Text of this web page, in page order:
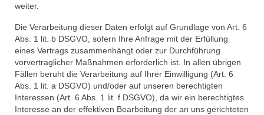
weiter.
Die Verarbeitung dieser Daten erfolgt auf Grundlage von Art. 6
Abs. 1 lit. b DSGVO, sofern Ihre Anfrage mit der Erfüllung
eines Vertrags zusammenhängt oder zur Durchführung
vorvertraglicher Maßnahmen erforderlich ist. In allen übrigen
Fällen beruht die Verarbeitung auf Ihrer Einwilligung (Art. 6
Abs. 1 lit. a DSGVO) und/oder auf unseren berechtigten
Interessen (Art. 6 Abs. 1 lit. f DSGVO), da wir ein berechtigtes
Interesse an der effektiven Bearbeitung der an uns gerichteten